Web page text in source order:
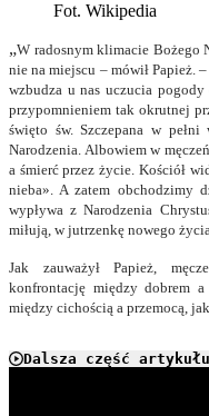
Fot. Wikipedia
„W radosnym klimacie Bożego
nie na miejscu – mówił Papież.
wzbudza u nas uczucia
przypomnieniem tak okrutnej
święto św. Szczepana w pełni
Narodzenia. Albowiem w
a śmierć przez życie. Kościół
nieba». A zatem obchodzimy
wypływa z Narodzenia
miłują, w jutrzenkę nowego
Jak zauważył Papież,
konfrontację między dobrem a
między cichością a przemocą,
Dalsza część